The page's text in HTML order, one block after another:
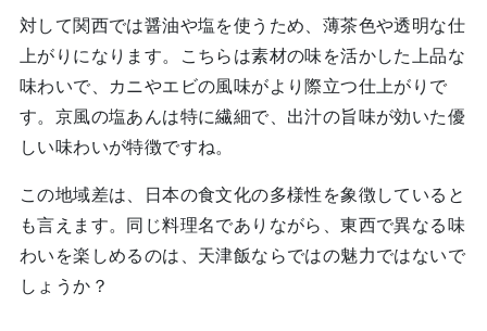
対して関西では醤油や塩を使うため、薄茶色や透明な仕
上がりになります。こちらは素材の味を活かした上品な
味わいで、カニやエビの風味がより際立つ仕上がりで
す。京風の塩あんは特に繊細で、出汁の旨味が効いた優
しい味わいが特徴ですね。
この地域差は、日本の食文化の多様性を象徴していると
も言えます。同じ料理名でありながら、東西で異なる味
わいを楽しめるのは、天津飯ならではの魅力ではないで
しょうか？